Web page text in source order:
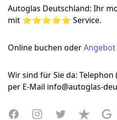
Autoglas Deutschland: Ihr
mit ⭐⭐⭐⭐⭐ Service.
Online buchen oderAngebot
Wir sind für Sie da: Telephon
per E-Mail info@autoglas-
FacebookInstagramTwitterTrustpilot